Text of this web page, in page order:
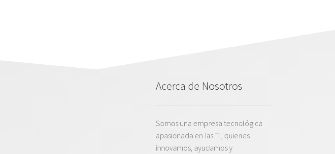
Acerca de Nosotros
Somos una empresa tecnológica
apasionada en las TI, quienes
innovamos, ayudamos y